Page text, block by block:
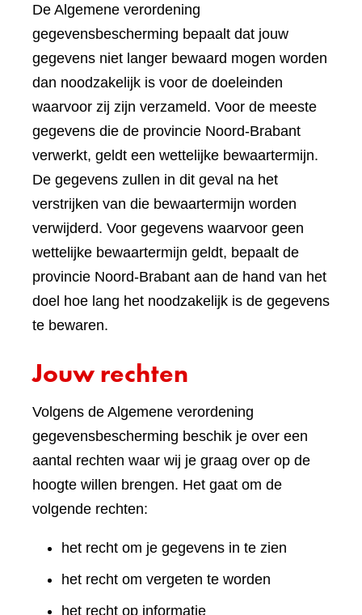
De Algemene verordening
gegevensbescherming bepaalt dat jouw
gegevens niet langer bewaard mogen worden
dan noodzakelijk is voor de doeleinden
waarvoor zij zijn verzameld. Voor de meeste
gegevens die de provincie Noord-Brabant
verwerkt, geldt een wettelijke bewaartermijn.
De gegevens zullen in dit geval na het
verstrijken van die bewaartermijn worden
verwijderd. Voor gegevens waarvoor geen
wettelijke bewaartermijn geldt, bepaalt de
provincie Noord-Brabant aan de hand van het
doel hoe lang het noodzakelijk is de gegevens
te bewaren.
Jouw rechten
Volgens de Algemene verordening
gegevensbescherming beschik je over een
aantal rechten waar wij je graag over op de
hoogte willen brengen. Het gaat om de
volgende rechten:
het recht om je gegevens in te zien
het recht om vergeten te worden
het recht op informatie